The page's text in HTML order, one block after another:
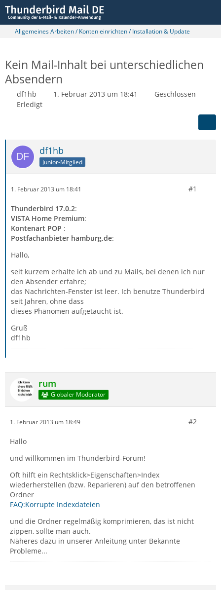
Allgemeines Arbeiten / Konten einrichten / Installation & Update
Kein Mail-Inhalt bei unterschiedlichen
Absendern
df1hb 1. Februar 2013 um 18:41
Geschlossen
Erledigt
df1hb
Junior-Mitglied
1. Februar 2013 um 18:41 #1
Thunderbird 17.0.2:
VISTA Home Premium:
Kontenart POP :
Postfachanbieter hamburg.de:
Hallo,
seit kurzem erhalte ich ab und zu Mails, bei denen ich nur
den Absender erfahre;
das Nachrichten-Fenster ist leer. Ich benutze Thunderbird
seit Jahren, ohne dass
dieses Phänomen aufgetaucht ist.
Gruß
df1hb
rum
Globaler Moderator
1. Februar 2013 um 18:49 #2
Hallo
und willkommen im Thunderbird-Forum!
Oft hilft ein Rechtsklick>Eigenschaften>Index
wiederherstellen (bzw. Reparieren) auf den betroffenen
Ordner
FAQ:Korrupte Indexdateien
und die Ordner regelmäßig komprimieren, das ist nicht
zippen, sollte man auch.
Näheres dazu in unserer Anleitung unter Bekannte
Probleme...